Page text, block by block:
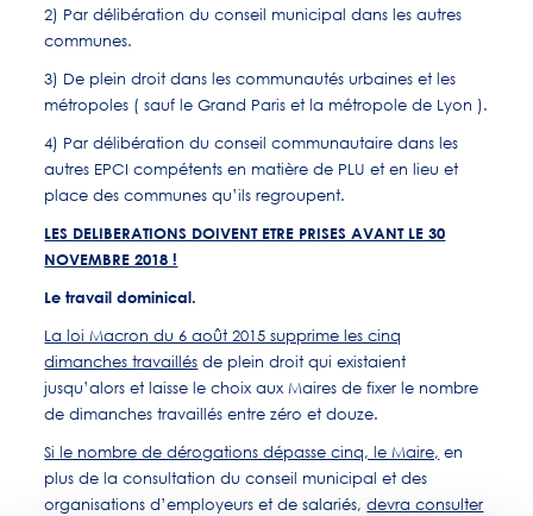
2) Par délibération du conseil municipal dans les autres
communes.
3) De plein droit dans les communautés urbaines et les
métropoles ( sauf le Grand Paris et la métropole de Lyon ).
4) Par délibération du conseil communautaire dans les
autres EPCI compétents en matière de PLU et en lieu et
place des communes qu’ils regroupent.
LES DELIBERATIONS DOIVENT ETRE PRISES AVANT LE 30
NOVEMBRE 2018 !
Le travail dominical.
La loi Macron du 6 août 2015 supprime les cinq
dimanches travaillés de plein droit qui existaient
jusqu’alors et laisse le choix aux Maires de fixer le nombre
de dimanches travaillés entre zéro et douze.
Si le nombre de dérogations dépasse cinq, le Maire, en
plus de la consultation du conseil municipal et des
organisations d’employeurs et de salariés,devra consulter